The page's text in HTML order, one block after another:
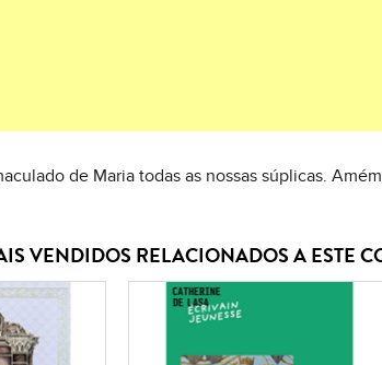
de Maria todas as nossas súplicas.
VENDIDOS RELACIONADOS A ESTE